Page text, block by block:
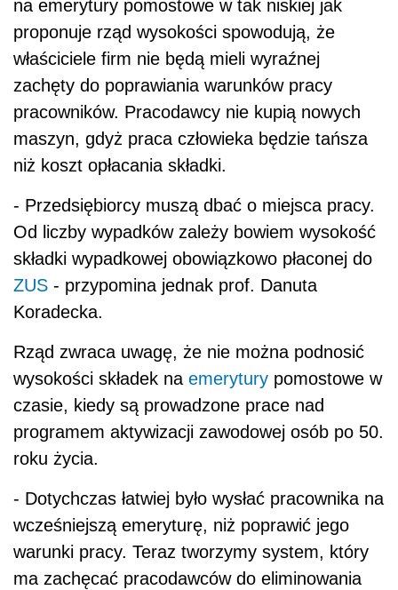
na emerytury pomostowe w tak niskiej jak
proponuje rząd wysokości spowodują, że
właściciele firm nie będą mieli wyraźnej
zachęty do poprawiania warunków pracy
pracowników. Pracodawcy nie kupią nowych
maszyn, gdyż praca człowieka będzie tańsza
niż koszt opłacania składki.
- Przedsiębiorcy muszą dbać o miejsca pracy.
Od liczby wypadków zależy bowiem wysokość
składki wypadkowej obowiązkowo płaconej do
ZUS - przypomina jednak prof. Danuta
Koradecka.
Rząd zwraca uwagę, że nie można podnosić
wysokości składek na emerytury pomostowe w
czasie, kiedy są prowadzone prace nad
programem aktywizacji zawodowej osób po 50.
roku życia.
- Dotychczas łatwiej było wysłać pracownika na
wcześniejszą emeryturę, niż poprawić jego
warunki pracy. Teraz tworzymy system, który
ma zachęcać pracodawców do eliminowania